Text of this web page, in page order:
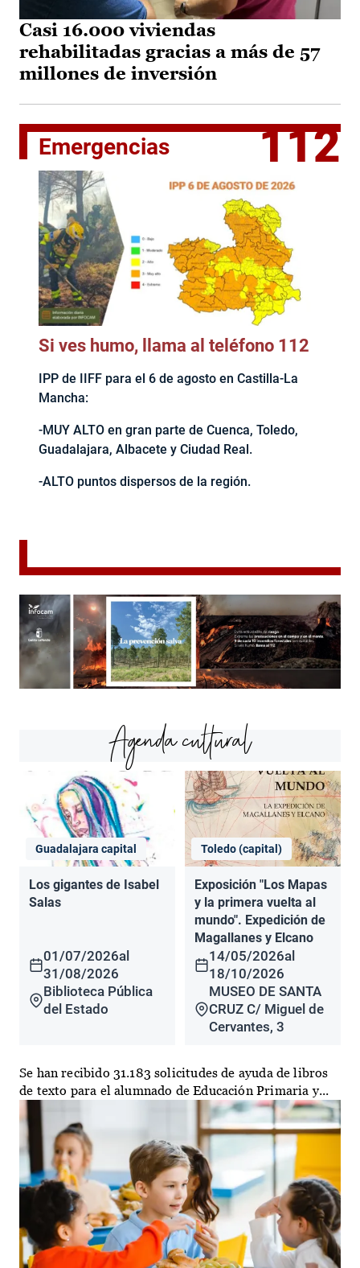
Casi 16.000 viviendas
rehabilitadas gracias a más de 57
millones de inversión
Emergencias 112
Si ves humo, llama al teléfono 112
IPP de IIFF para el 6 de agosto en Castilla-La
Mancha:
-MUY ALTO en gran parte de Cuenca, Toledo,
Guadalajara, Albacete y Ciudad Real.
-ALTO puntos dispersos de la región.
Agenda cultural
Guadalajara capital
Los gigantes de Isabel
Salas
01/07/2026al
31/08/2026
Biblioteca Pública
del Estado
Toledo (capital)
Exposición "Los Mapas
y la primera vuelta al
mundo". Expedición de
Magallanes y Elcano
14/05/2026al
18/10/2026
MUSEO DE SANTA
CRUZ C/ Miguel de
Cervantes, 3
Se han recibido 31.183 solicitudes de ayuda de libros
de texto para el alumnado de Educación Primaria y...